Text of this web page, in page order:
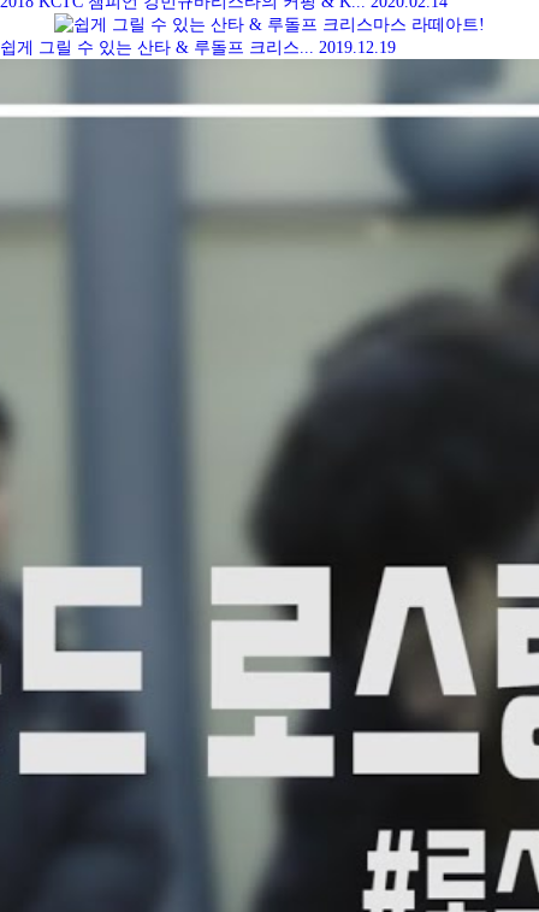
쉽게 그릴 수 있는 산타 & 루돌프 크리스... 2019.12.19